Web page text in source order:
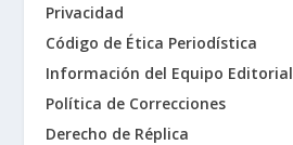
Privacidad
Código de Ética Periodística
Información del Equipo Editorial
Política de Correcciones
Derecho de Réplica